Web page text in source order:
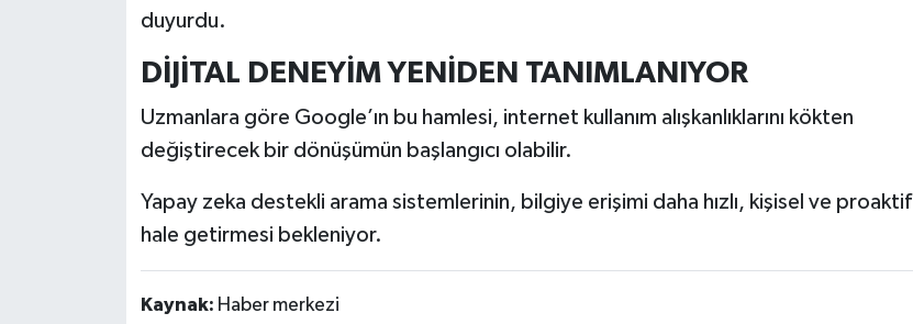
duyurdu.
DİJİTAL DENEYİM YENİDEN TANIMLANIYOR
Uzmanlara göre Google’ın bu hamlesi, internet kullanım alışkanlıklarını kökten
değiştirecek bir dönüşümün başlangıcı olabilir.
Yapay zeka destekli arama sistemlerinin, bilgiye erişimi daha hızlı, kişisel ve proaktif
hale getirmesi bekleniyor.
Kaynak: Haber merkezi